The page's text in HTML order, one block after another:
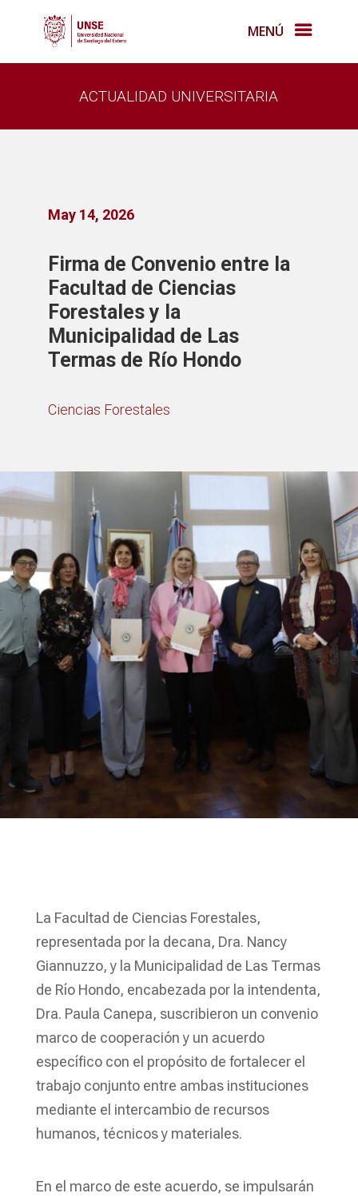
MENÚ
ACTUALIDAD UNIVERSITARIA
May 14, 2026
Firma de Convenio entre la
Facultad de Ciencias
Forestales y la
Municipalidad de Las
Termas de Río Hondo
Ciencias Forestales
La Facultad de Ciencias Forestales,
representada por la decana, Dra. Nancy
Giannuzzo, y la Municipalidad de Las Termas
de Río Hondo, encabezada por la intendenta,
Dra. Paula Canepa, suscribieron un convenio
marco de cooperación y un acuerdo
específico con el propósito de fortalecer el
trabajo conjunto entre ambas instituciones
mediante el intercambio de recursos
humanos, técnicos y materiales.
En el marco de este acuerdo, se impulsarán